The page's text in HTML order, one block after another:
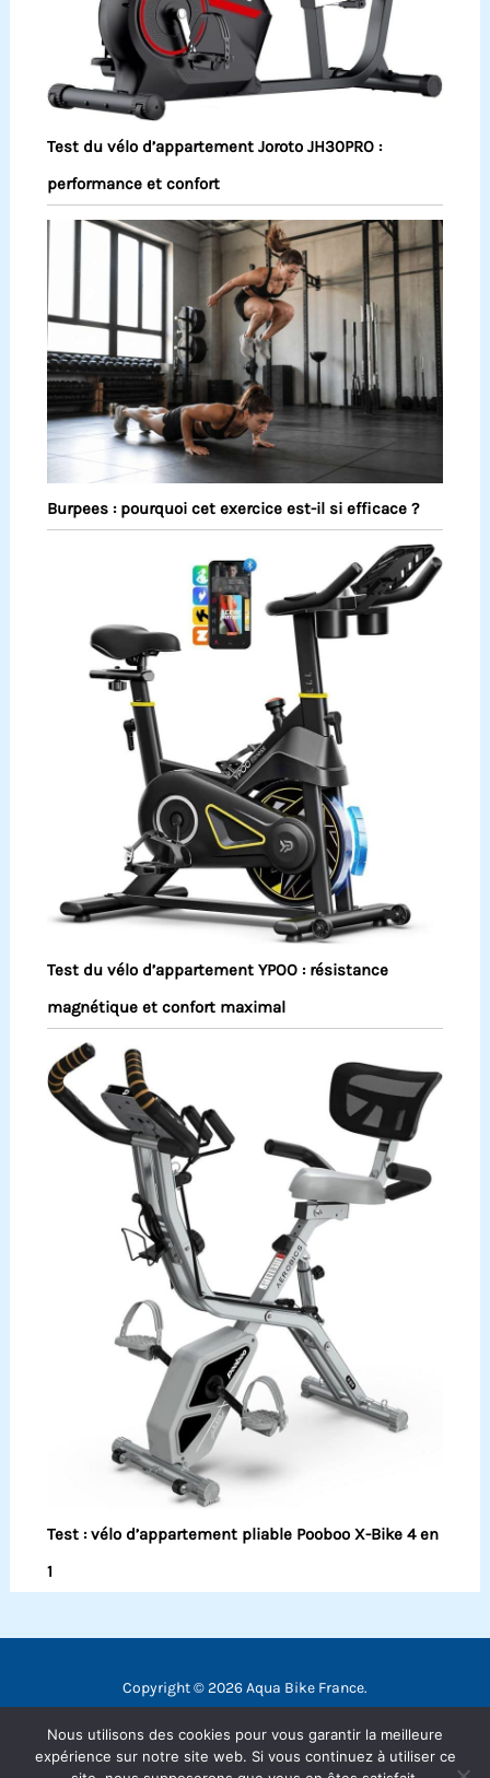
Test du vélo d’appartement Joroto JH30PRO :
performance et confort
Burpees : pourquoi cet exercice est-il si efficace ?
Test du vélo d’appartement YPOO : résistance
magnétique et confort maximal
Test : vélo d’appartement pliable Pooboo X-Bike 4 en
1
Copyright © 2026 Aqua Bike France.
Contact
Mentions légales
Nous utilisons des cookies pour vous garantir la meilleure
expérience sur notre site web. Si vous continuez à utiliser ce